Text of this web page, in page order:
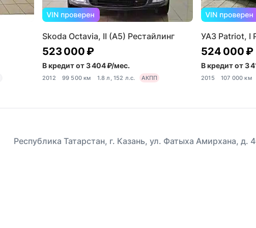
Skoda Octavia, II (A5) Рестайлинг
523 000 ₽
В кредит от 3 404 ₽/мес.
2012 99 500 км 1.8 л, 152 л.с. АКПП
УАЗ Patriot, I
524 000 ₽
В кредит от 3
2015 107 000 км
Республика Татарстан, г. Казань, ул. Фатыха Амирхана, д.